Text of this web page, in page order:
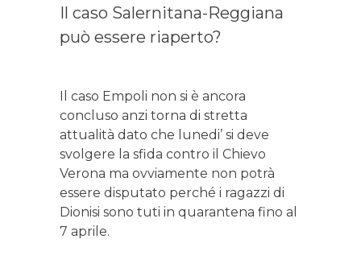
Il caso Salernitana-Reggiana
può essere riaperto?
Il caso Empoli non si è ancora
concluso anzi torna di stretta
attualità dato che lunedi’ si deve
svolgere la sfida contro il Chievo
Verona ma ovviamente non potrà
essere disputato perché i ragazzi di
Dionisi sono tuti in quarantena fino al
7 aprile.